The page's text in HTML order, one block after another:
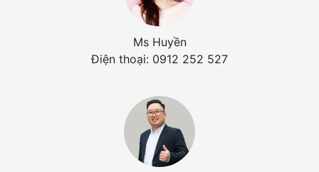
Ms Huyền
Điện thoại: 0912 252 527